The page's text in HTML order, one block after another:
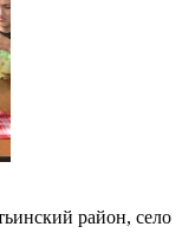
район, село